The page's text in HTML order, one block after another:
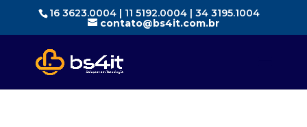
16 3623.0004 | 11 5192.0004 | 34 3195.1004
contato@bs4it.com.br